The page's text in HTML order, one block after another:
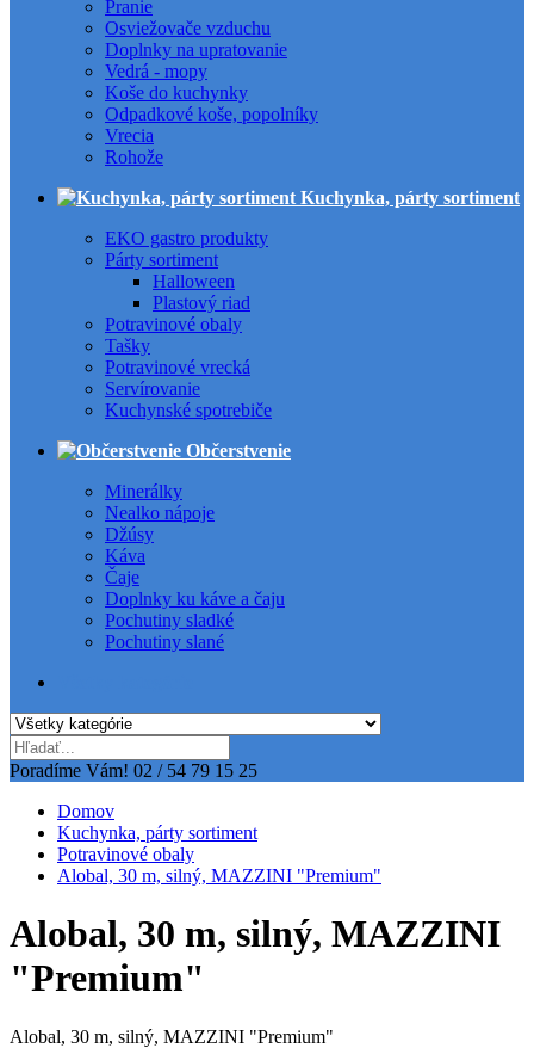
Pranie
Osviežovače vzduchu
Doplnky na upratovanie
Vedrá - mopy
Koše do kuchynky
Odpadkové koše, popolníky
Vrecia
Rohože
Kuchynka, párty sortiment
EKO gastro produkty
Párty sortiment
Halloween
Plastový riad
Potravinové obaly
Tašky
Potravinové vrecká
Servírovanie
Kuchynské spotrebiče
Občerstvenie
Minerálky
Nealko nápoje
Džúsy
Káva
Čaje
Doplnky ku káve a čaju
Pochutiny sladké
Pochutiny slané
Poradíme Vám! 02 / 54 79 15 25
Domov
Kuchynka, párty sortiment
Potravinové obaly
Alobal, 30 m, silný, MAZZINI "Premium"
Alobal, 30 m, silný, MAZZINI
"Premium"
Alobal, 30 m, silný, MAZZINI "Premium"